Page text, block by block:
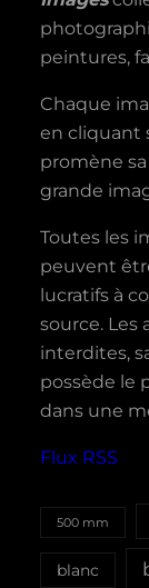
peintures,
Chaque
en cliquant
promène
grande
Toutes les
peuvent
lucratifs à
source. Les
interdites,
possède le
dans une
Flux RSS
500 mm
blanc